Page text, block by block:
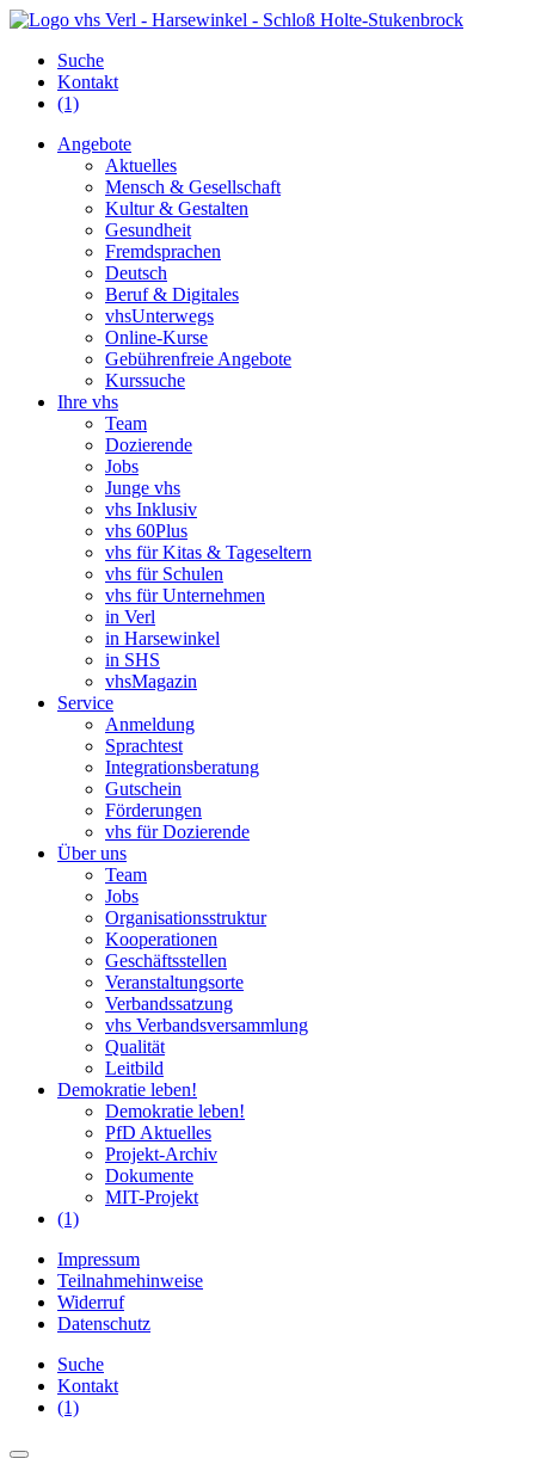
Suche
Kontakt
(1)
Angebote
Aktuelles
Mensch & Gesellschaft
Kultur & Gestalten
Gesundheit
Fremdsprachen
Deutsch
Beruf & Digitales
vhsUnterwegs
Online-Kurse
Gebührenfreie Angebote
Kurssuche
Ihre vhs
Team
Dozierende
Jobs
Junge vhs
vhs Inklusiv
vhs 60Plus
vhs für Kitas & Tageseltern
vhs für Schulen
vhs für Unternehmen
in Verl
in Harsewinkel
in SHS
vhsMagazin
Service
Anmeldung
Sprachtest
Integrationsberatung
Gutschein
Förderungen
vhs für Dozierende
Über uns
Team
Jobs
Organisationsstruktur
Kooperationen
Geschäftsstellen
Veranstaltungsorte
Verbandssatzung
vhs Verbandsversammlung
Qualität
Leitbild
Demokratie leben!
Demokratie leben!
PfD Aktuelles
Projekt-Archiv
Dokumente
MIT-Projekt
(1)
Impressum
Teilnahmehinweise
Widerruf
Datenschutz
Suche
Kontakt
(1)